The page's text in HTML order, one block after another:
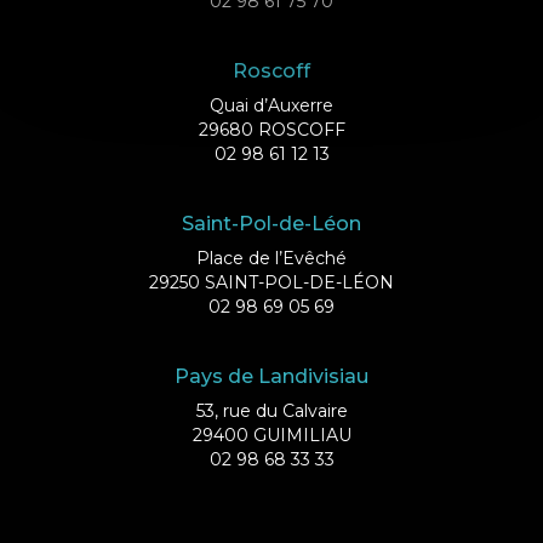
Roscoff
Quai d’Auxerre
29680 ROSCOFF
02 98 61 12 13
Saint-Pol-de-Léon
Place de l’Evêché
29250 SAINT-POL-DE-LÉON
02 98 69 05 69
Pays de Landivisiau
53, rue du Calvaire
29400 GUIMILIAU
02 98 68 33 33